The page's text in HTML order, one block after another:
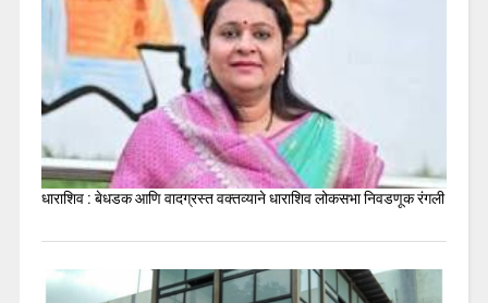
धाराशिव : बेधडक आणि वादग्रस्त वक्तव्याने धाराशिव लोकसभा निवडणूक रंगली